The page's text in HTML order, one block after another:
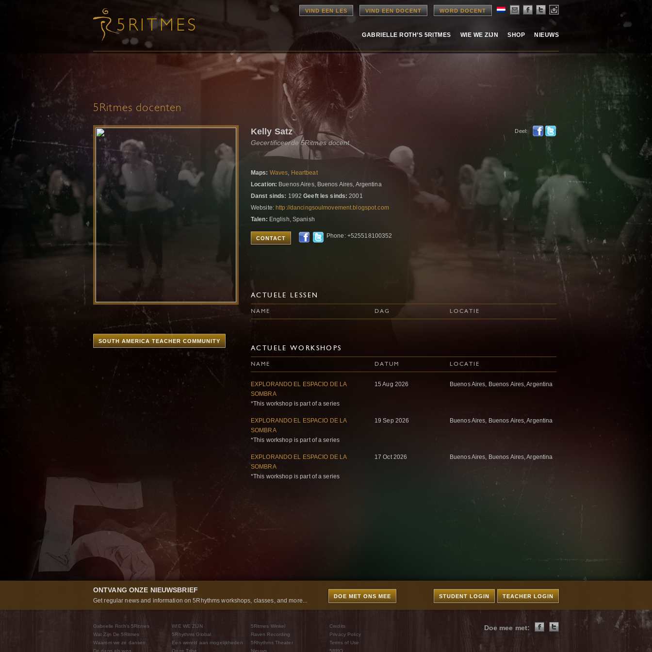
VIND EEN LES VIND EEN DOCENT WORD DOCENT
GABRIELLE ROTH’S 5RITMES WIE WE ZIJN SHOP NIEUWS
5Ritmes docenten
SOUTH AMERICA TEACHER COMMUNITY
Deel:
Kelly Satz
Gecertificeerde 5Ritmes docent
Maps: Waves, Heartbeat
Location: Buenos Aires, Buenos Aires, Argentina
Danst sinds: 1992Geeft les sinds: 2001
Website: http://dancingsoulmovement.blogspot.com
Talen: English, Spanish
CONTACT Phone: +525518100352
ACTUELE LESSEN
NAME DAG LOCATIE
ACTUELE WORKSHOPS
NAME DATUM LOCATIE
EXPLORANDO EL ESPACIO DE LA
SOMBRA
*This workshop is part of a series
15 Aug 2026 Buenos Aires, Buenos Aires, Argentina
EXPLORANDO EL ESPACIO DE LA
SOMBRA
*This workshop is part of a series
19 Sep 2026 Buenos Aires, Buenos Aires, Argentina
EXPLORANDO EL ESPACIO DE LA
SOMBRA
*This workshop is part of a series
17 Oct 2026 Buenos Aires, Buenos Aires, Argentina
ONTVANG ONZE NIEUWSBRIEF
Get regular news and information on 5Rhythms workshops, classes, and more...
DOE MET ONS MEE TEACHER LOGIN
STUDENT LOGIN
Gabrielle Roth’s 5Ritmes
Wat Zijn De 5Ritmes
Waarom we ze dansen
De dans als weg
WIE WE ZIJN
5Rhythms Global
Een wereld aan mogelijkheden
Onze Tribe
5Ritmes Winkel
Raven Recording
5Rhythms Theater
Nieuws
Credits
Privacy Policy
Terms of Use
5RRO
Doe mee met: